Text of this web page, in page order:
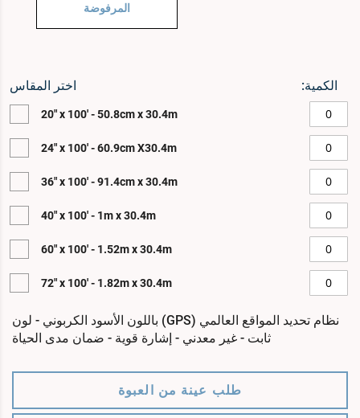
المرفوضة
انتقل
انتقل
اختر المقاس الكمية:
20" x 100' - 50.8cm x 30.4m
24" x 100' - 60.9cm X30.4m
36" x 100' - 91.4cm x 30.4m
40" x 100' - 1m x 30.4m
60" x 100' - 1.52m x 30.4m
72" x 100' - 1.82m x 30.4m
نظام تحديد المواقع العالمي (GPS) باللون الأسود الكربوني - لون
ثابت - غير معدني - إشارة قوية - ضمان مدى الحياة
طلب عينة من العبوة